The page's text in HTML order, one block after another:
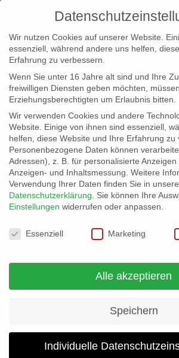
info@erfolgreich-events.de
+4940 46 777 230
Wir nutzen Cookies auf unserer Website.
essenziell, während andere uns helfen,
Erfahrung zu verbessern.
Wenn Sie unter 16 Jahre alt sind und Ihre
freiwilligen Diensten geben möchten,
Erziehungsberechtigten um Erlaubnis bitten.
Wir verwenden Cookies und andere
Website. Einige von ihnen sind essenziell,
helfen, diese Website und Ihre Erfahrung zu
Personenbezogene Daten können
Adressen), z. B. für personalisierte
Anzeigen- und Inhaltsmessung. Weitere
Verwendung Ihrer Daten finden Sie in
Datenschutzerklärung
Sie können Ihre
Einstellungen widerrufen oder anpassen.
Datenschutzeinstellungen
Essenziell Marketing
Alle akzeptieren
Speichern
Individuelle